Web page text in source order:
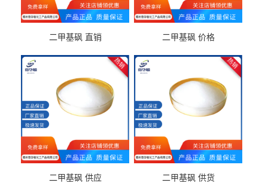
二甲基砜 直销 二甲基砜 价格
二甲基砜 供应 二甲基砜 供货